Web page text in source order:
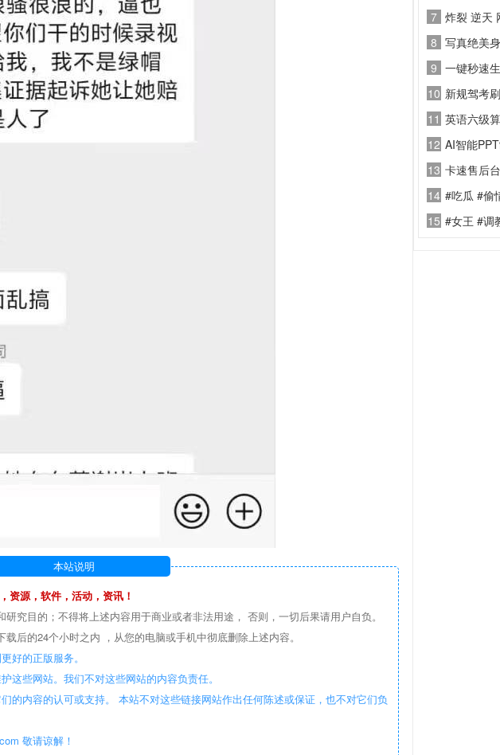
本站说明
资源，软件，活动，资讯！
究目的；不得将上述内容用于商业或者非法用途， 否则，一切后果请用户自负。
后的24个小时之内 ，从您的电脑或手机中彻底删除上述内容。
好的正版服务。
这些网站。我们不对这些网站的内容负责任。
的内容的认可或支持。 本站不对这些链接网站作出任何陈述或保证，也不对它们负
敬请谅解！
7 炸裂 逆天
8 写真绝美
9 一键秒速生成
10 新规驾考刷题
11 英语六级
12 AI智能
13 卡速售后
14 #吃瓜 #偷情
15 #女王 #调